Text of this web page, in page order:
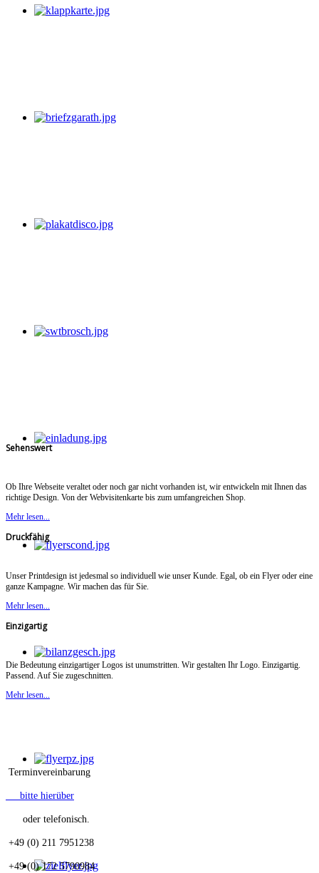
Sehenswert
Ob Ihre Webseite veraltet oder noch gar nicht vorhanden ist, wir entwickeln mit Ihnen das
richtige Design. Von der Webvisitenkarte bis zum umfangreichen Shop.
Mehr lesen...
Druckfähig
Unser Printdesign ist jedesmal so individuell wie unser Kunde. Egal, ob ein Flyer oder eine
ganze Kampagne. Wir machen das für Sie.
Mehr lesen...
Einzigartig
Die Bedeutung einzigartiger Logos ist unumstritten. Wir gestalten Ihr Logo. Einzigartig.
Passend. Auf Sie zugeschnitten.
Mehr lesen...
Terminvereinbarung
bitte hierüber
oder telefonisch.
+49 (0) 211 7951238
+49 (0) 172 5790984